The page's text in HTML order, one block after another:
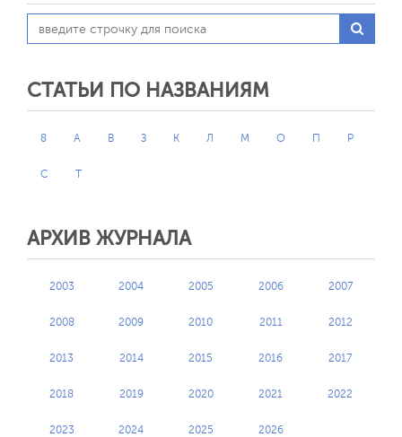
СТАТЬИ ПО НАЗВАНИЯМ
8 А В З К Л М О П Р
С Т
АРХИВ ЖУРНАЛА
2003 2004 2005 2006 2007
2008 2009 2010 2011 2012
2013 2014 2015 2016 2017
2018 2019 2020 2021 2022
2023 2024 2025 2026